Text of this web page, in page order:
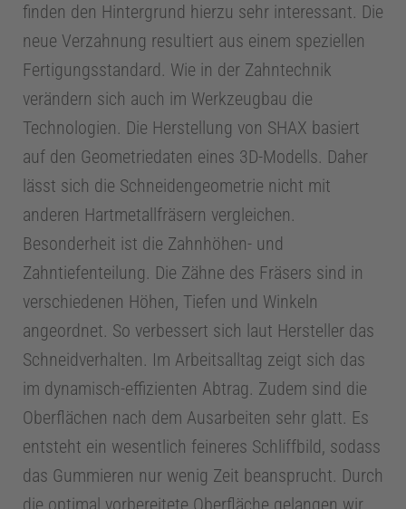
I
n
f
o
C
e
n
t
e
finden den Hintergrund hierzu sehr interessant. Die
neue Verzahnung resultiert aus einem speziellen
Fertigungsstandard. Wie in der Zahntechnik
verändern sich auch im Werkzeugbau die
Technologien. Die Herstellung von SHAX basiert
auf den Geometriedaten eines 3D-Modells. Daher
lässt sich die Schneidengeometrie nicht mit
anderen Hartmetallfräsern vergleichen.
Besonderheit ist die Zahnhöhen- und
Zahntiefenteilung. Die Zähne des Fräsers sind in
verschiedenen Höhen, Tiefen und Winkeln
angeordnet. So verbessert sich laut Hersteller das
Schneidverhalten. Im Arbeitsalltag zeigt sich das
im dynamisch-effizienten Abtrag. Zudem sind die
Oberflächen nach dem Ausarbeiten sehr glatt. Es
entsteht ein wesentlich feineres Schliffbild, sodass
das Gummieren nur wenig Zeit beansprucht. Durch